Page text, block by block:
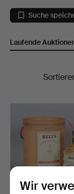
&
Bishop
Miller
Suche
Laufende
Laufende
Wir